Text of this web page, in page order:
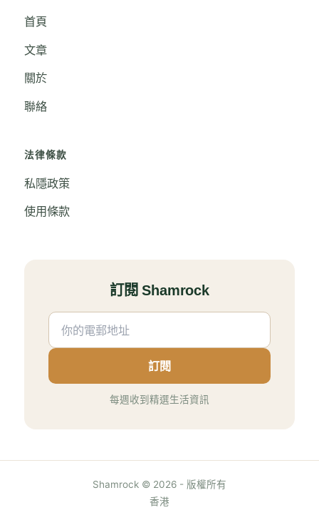
首頁
文章
關於
聯絡
法律條款
私隱政策
使用條款
訂閱 Shamrock
訂閱
每週收到精選生活資訊
Shamrock © 2026 - 版權所有
香港